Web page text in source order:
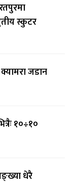
स्कुटर
जडान
१०÷१०
धेरै